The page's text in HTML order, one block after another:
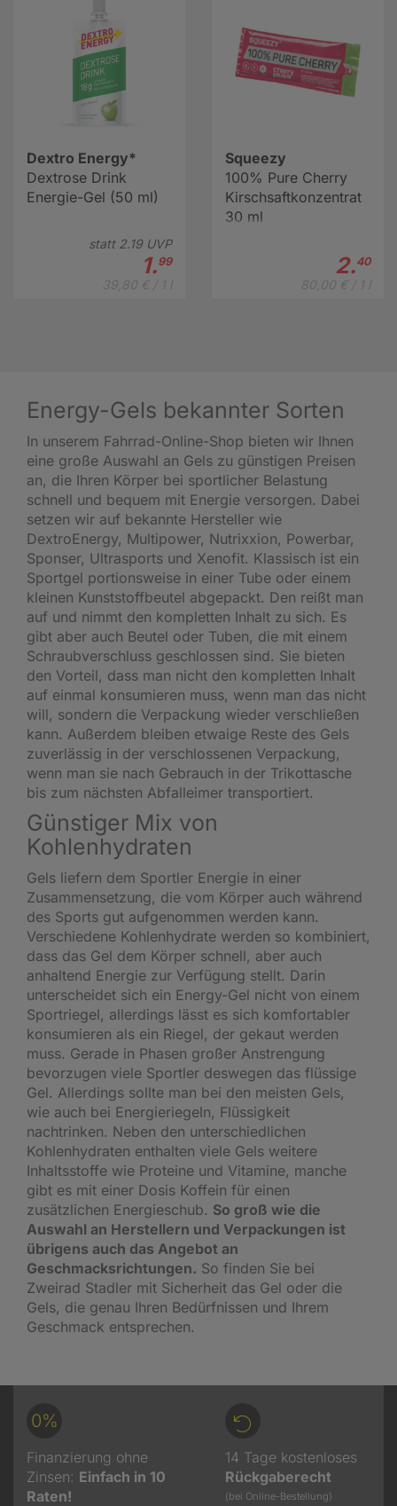
Dextro Energy*
Dextrose Drink
Energie-Gel (50 ml)
statt 2.19UVP
1.99
Squeezy
100% Pure Cherry
Kirschsaftkonzentrat
30 ml
2.40
Energy-Gels bekannter Sorten
In unserem Fahrrad-Online-Shop bieten wir Ihnen
eine große Auswahl an Gels zu günstigen Preisen
an, die Ihren Körper bei sportlicher Belastung
schnell und bequem mit Energie versorgen. Dabei
setzen wir auf bekannte Hersteller wie
DextroEnergy, Multipower, Nutrixxion, Powerbar,
Sponser, Ultrasports und Xenofit. Klassisch ist ein
Sportgel portionsweise in einer Tube oder einem
kleinen Kunststoffbeutel abgepackt. Den reißt man
auf und nimmt den kompletten Inhalt zu sich. Es
gibt aber auch Beutel oder Tuben, die mit einem
Schraubverschluss geschlossen sind. Sie bieten
den Vorteil, dass man nicht den kompletten Inhalt
auf einmal konsumieren muss, wenn man das nicht
will, sondern die Verpackung wieder verschließen
kann. Außerdem bleiben etwaige Reste des Gels
zuverlässig in der verschlossenen Verpackung,
wenn man sie nach Gebrauch in der Trikottasche
bis zum nächsten Abfalleimer transportiert.
Günstiger Mix von
Kohlenhydraten
Gels liefern dem Sportler Energie in einer
Zusammensetzung, die vom Körper auch während
des Sports gut aufgenommen werden kann.
Verschiedene Kohlenhydrate werden so kombiniert,
dass das Gel dem Körper schnell, aber auch
anhaltend Energie zur Verfügung stellt. Darin
unterscheidet sich ein Energy-Gel nicht von einem
Sportriegel, allerdings lässt es sich komfortabler
konsumieren als ein Riegel, der gekaut werden
muss. Gerade in Phasen großer Anstrengung
bevorzugen viele Sportler deswegen das flüssige
Gel. Allerdings sollte man bei den meisten Gels,
wie auch bei Energieriegeln, Flüssigkeit
nachtrinken. Neben den unterschiedlichen
Kohlenhydraten enthalten viele Gels weitere
Inhaltsstoffe wie Proteine und Vitamine, manche
gibt es mit einer Dosis Koffein für einen
zusätzlichen Energieschub. So groß wie die
Auswahl an Herstellern und Verpackungen ist
übrigens auch das Angebot an
Geschmacksrichtungen. So finden Sie bei
Zweirad Stadler mit Sicherheit das Gel oder die
Gels, die genau Ihren Bedürfnissen und Ihrem
Geschmack entsprechen.
0%
Finanzierung ohne
Zinsen: Einfach in 10
Raten!
14 Tage kostenloses
Rückgaberecht
(bei Online-Bestellung)